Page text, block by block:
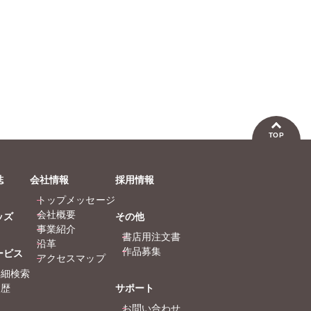
TOP
ズ
ビス
検索
会社情報
トップメッセージ
会社概要
事業紹介
沿革
アクセスマップ
採用情報
その他
書店用注文書
作品募集
サポート
お問い合わせ